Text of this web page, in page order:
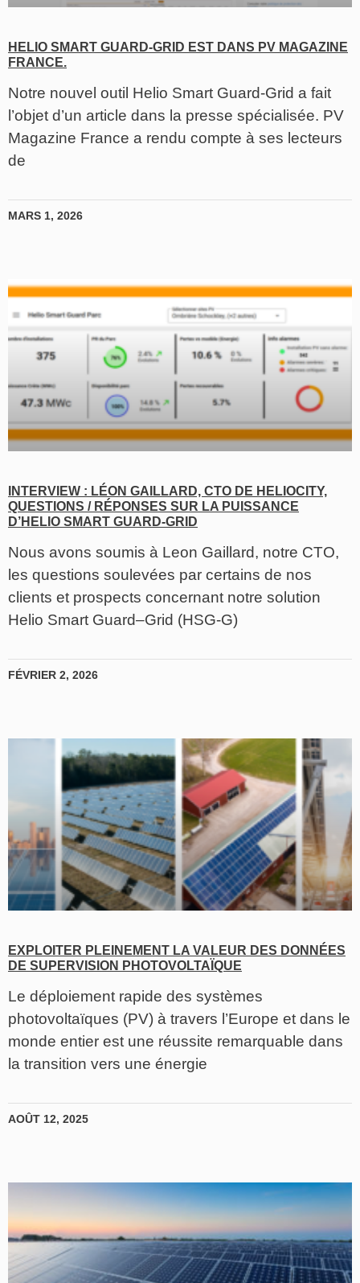
HELIO SMART GUARD-GRID EST DANS PV MAGAZINE
FRANCE.
Notre nouvel outil Helio Smart Guard-Grid a fait
l’objet d’un article dans la presse spécialisée. PV
Magazine France a rendu compte à ses lecteurs
de
MARS 1, 2026
INTERVIEW : LÉON GAILLARD, CTO DE HELIOCITY,
QUESTIONS / RÉPONSES SUR LA PUISSANCE
D’HELIO SMART GUARD-GRID
Nous avons soumis à Leon Gaillard, notre CTO,
les questions soulevées par certains de nos
clients et prospects concernant notre solution
Helio Smart Guard–Grid (HSG-G)
FÉVRIER 2, 2026
EXPLOITER PLEINEMENT LA VALEUR DES DONNÉES
DE SUPERVISION PHOTOVOLTAÏQUE
Le déploiement rapide des systèmes
photovoltaïques (PV) à travers l’Europe et dans le
monde entier est une réussite remarquable dans
la transition vers une énergie
AOÛT 12, 2025